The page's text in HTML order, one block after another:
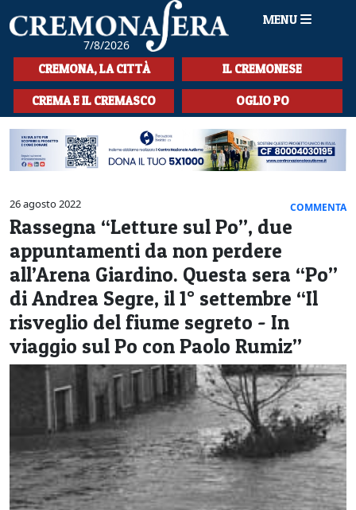
7/8/2026
MENU
HOME
CRONACA
SPORT
LA MUSICA
CULTURA
LA STORIA
SPETTACOLI
L'EDITORIALE
SEZIONI
CERCA
CREMONA, LA CITTÀ IL CREMONESE
CREMA E IL CREMASCO OGLIO PO
26 agosto 2022 COMMENTA
Rassegna “Letture sul Po”, due
appuntamenti da non perdere
all’Arena Giardino. Questa sera “Po”
di Andrea Segre, il 1° settembre “Il
risveglio del fiume segreto - In
viaggio sul Po con Paolo Rumiz”